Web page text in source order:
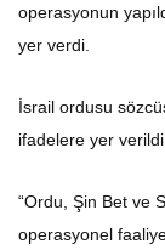
operasyonun
yer verdi.
İsrail ordusu
ifadelere yer
“Ordu, Şin Bet ve
operasyonel